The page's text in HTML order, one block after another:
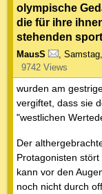
olympische
die für ihre
stehenden
MausS
9742 Views
wurden am
vergiftet, dass sie
"westlichen
Der
Protagonisten
kann vor den
noch nicht durch